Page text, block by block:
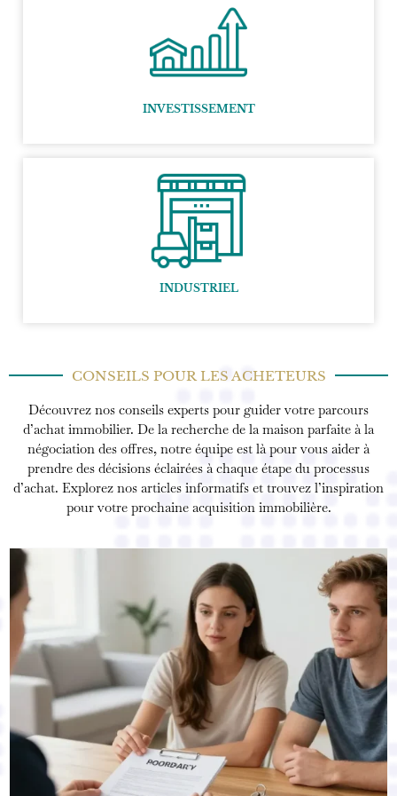
INVESTISSEMENT
INDUSTRIEL
CONSEILS POUR LES ACHETEURS
Découvrez nos conseils experts pour guider votre parcours
d’achat immobilier. De la recherche de la maison parfaite à la
négociation des offres, notre équipe est là pour vous aider à
prendre des décisions éclairées à chaque étape du processus
d’achat. Explorez nos articles informatifs et trouvez l’inspiration
pour votre prochaine acquisition immobilière.